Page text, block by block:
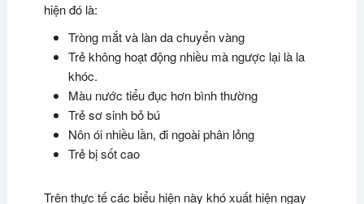
hiện đó là:
Tròng mắt và làn da chuyển vàng
Trẻ không hoạt động nhiều mà ngược lại là la
khóc.
Màu nước tiểu đục hơn bình thường
Trẻ sơ sinh bỏ bú
Nôn ói nhiều lần, đi ngoài phân lỏng
Trẻ bị sốt cao
Trên thực tế các biểu hiện này khó xuất hiện ngay